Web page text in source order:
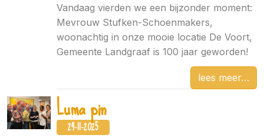
Vandaag vierden we een bijzonder moment:
Mevrouw Stufken-Schoenmakers,
woonachtig in onze mooie locatie De Voort,
Gemeente Landgraaf is 100 jaar geworden!
lees meer
Luma pin
24-11-2025